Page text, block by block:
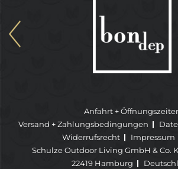
Anfahrt +
Versand + Zahlungsbedingungen
Widerrufsrecht
Impressum
Schulze Outdoor Living GmbH & Co.
22419 Hamburg